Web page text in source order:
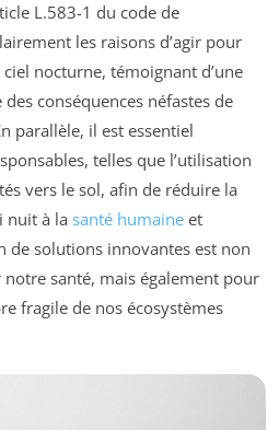
L.583-1 du code de
les raisons d’agir pour
nocturne, témoignant d’une
conséquences néfastes de
parallèle, il est essentiel
telles que l’utilisation
vers le sol, afin de réduire la
nuit à la santé humaine et
de solutions innovantes est non
santé, mais également pour
fragile de nos écosystèmes